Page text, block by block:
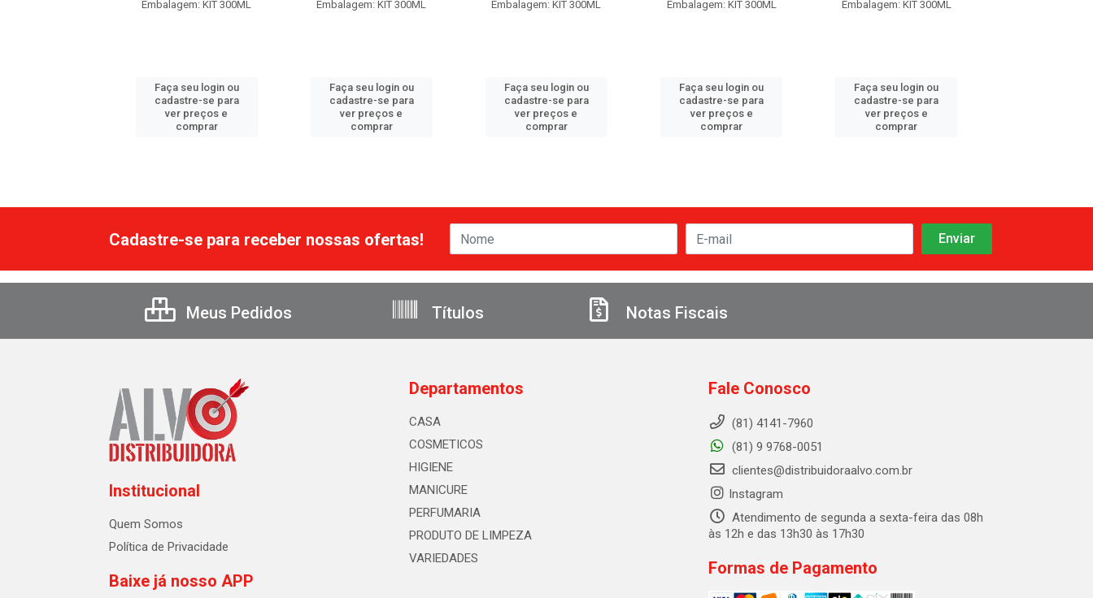
Embalagem: KIT 300ML
Faça seu login ou
cadastre-se para
ver preços e
comprar
Embalagem: KIT 300ML
Faça seu login ou
cadastre-se para
ver preços e
comprar
Embalagem: KIT 300ML
Faça seu login ou
cadastre-se para
ver preços e
comprar
Embalagem: KIT 300ML
Faça seu login ou
cadastre-se para
ver preços e
comprar
Embalagem: KIT 300ML
Faça seu login ou
cadastre-se para
ver preços e
comprar
Cadastre-se para receber nossas ofertas!
Meus Pedidos Títulos Notas Fiscais
Institucional
Quem Somos
Política de Privacidade
Baixe já nosso APP
Departamentos
CASA
COSMETICOS
HIGIENE
MANICURE
PERFUMARIA
PRODUTO DE LIMPEZA
VARIEDADES
Fale Conosco
(81) 4141-7960
(81) 9 9768-0051
clientes@distribuidoraalvo.com.br
Instagram
Atendimento de segunda a sexta-feira das 08h
às 12h e das 13h30 às 17h30
Formas de Pagamento